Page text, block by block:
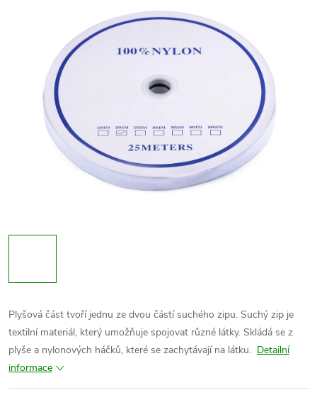
Plyšová část tvoří jednu ze dvou částí suchého zipu. Suchý zip je
textilní materiál, který umožňuje spojovat různé látky. Skládá se z
plyše a nylonových háčků, které se zachytávají na látku. Detailní
informace